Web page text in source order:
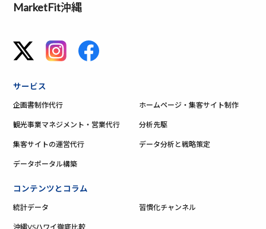
MarketFit沖縄
サービス
企画書制作代行 ホームページ・集客サイト制作
観光事業マネジメント・営業代行 分析先駆
集客サイトの運営代行 データ分析と戦略策定
データポータル構築
コンテンツとコラム
統計データ 習慣化チャンネル
沖縄VSハワイ徹底比較